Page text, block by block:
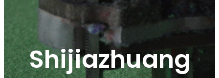
Shijiazhuang